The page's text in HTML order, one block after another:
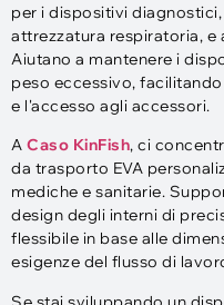
per i dispositivi
attrezzatura respiratoria,
Aiutano a mantenere i
peso eccessivo,
e l'accesso agli accessori.
A Caso KinFish, ci
da trasporto EVA
mediche e sanitarie.
design degli interni di
flessibile in base alle
esigenze del flusso di